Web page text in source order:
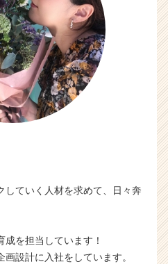
ていく人材を求めて、日々奔
を担当しています！
設計に入社をしています。